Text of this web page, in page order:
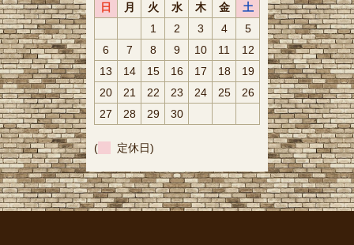
日 月 火 水 木 金
土
1
2 3 4
5
6
7 8 9 10 11
12
13
14 15 16 17 18
19
20
21 22 23 24 25
26
27
28 29 30
( 定休日)